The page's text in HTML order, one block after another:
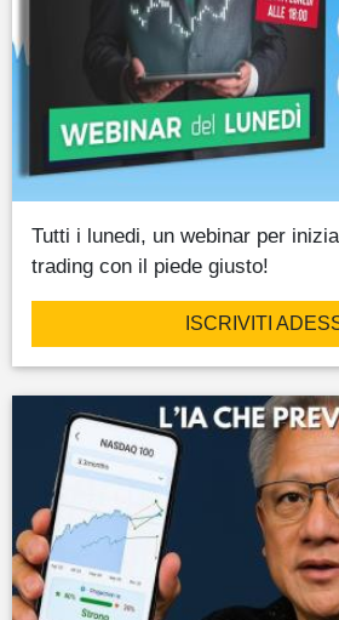
Tutti i lunedi, un webinar per
trading con il piede giusto!
ISCRIVITI